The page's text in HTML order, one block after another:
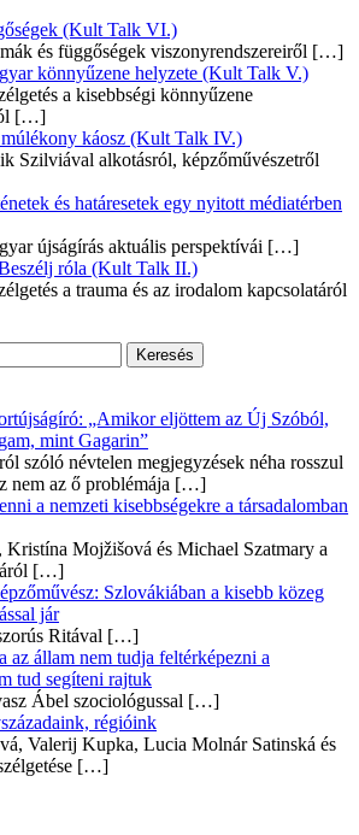
(Kult Talk VI.)
és függőségek viszonyrendszereiről […]
könnyűzene helyzete (Kult Talk V.)
a kisebbségi könnyűzene
[…]
káosz (Kult Talk IV.)
Szilviával alkotásról, képzőművészetről
és határesetek egy nyitott médiatérben
újságírás aktuális perspektívái […]
róla (Kult Talk II.)
a trauma és az irodalom kapcsolatáról
„Amikor eljöttem az Új Szóból,
mint Gagarin”
szóló névtelen megjegyzések néha rosszul
nem az ő problémája […]
a nemzeti kisebbségekre a társadalomban
Kristína Mojžišová és Michael Szatmary a
[…]
Szlovákiában a kisebb közeg
jár
Ritával […]
az állam nem tudja feltérképezni a
tud segíteni rajtuk
Ábel szociológussal […]
régióink
Valerij Kupka, Lucia Molnár Satinská és
[…]